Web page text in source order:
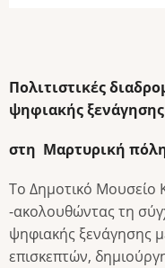
Πολιτιστικές
ψηφιακής ξενάγησης
στη Μαρτυρική
Το Δημοτικό
-ακολουθώντας τη
ψηφιακής ξενάγησης
επισκεπτών,